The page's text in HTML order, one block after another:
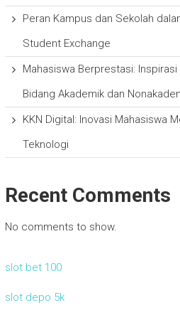
Peran Kampus dan Sekolah
Student Exchange
Mahasiswa Berprestasi:
Bidang Akademik dan
KKN Digital: Inovasi Mahasiswa
Teknologi
Recent Comments
No comments to show.
slot bet 100
slot depo 5k